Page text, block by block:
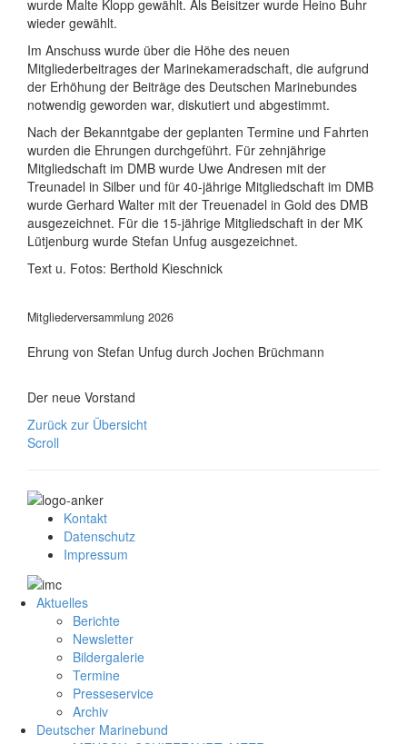
wurde Malte Klopp gewählt. Als Beisitzer wurde Heino Buhr
wieder gewählt.
Im Anschuss wurde über die Höhe des neuen
Mitgliederbeitrages der Marinekameradschaft, die aufgrund
der Erhöhung der Beiträge des Deutschen Marinebundes
notwendig geworden war, diskutiert und abgestimmt.
Nach der Bekanntgabe der geplanten Termine und Fahrten
wurden die Ehrungen durchgeführt. Für zehnjährige
Mitgliedschaft im DMB wurde Uwe Andresen mit der
Treunadel in Silber und für 40-jährige Mitgliedschaft im DMB
wurde Gerhard Walter mit der Treuenadel in Gold des DMB
ausgezeichnet. Für die 15-jährige Mitgliedschaft in der MK
Lütjenburg wurde Stefan Unfug ausgezeichnet.
Text u. Fotos: Berthold Kieschnick
Mitgliederversammlung 2026
Ehrung von Stefan Unfug durch Jochen Brüchmann
Der neue Vorstand
Zurück zur Übersicht
Scroll
Kontakt
Datenschutz
Impressum
Aktuelles
Berichte
Newsletter
Bildergalerie
Termine
Presseservice
Archiv
Deutscher Marinebund